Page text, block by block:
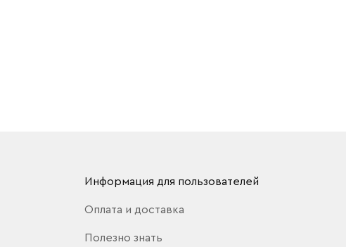
Информация для пользователей
Оплата и доставка
Полезно знать